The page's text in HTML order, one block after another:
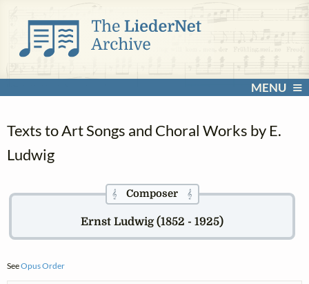
MENU
Texts to Art Songs and Choral Works by E.
Ludwig
𝄞Composer 𝄞
Ernst Ludwig (1852 - 1925)
SeeOpus Order